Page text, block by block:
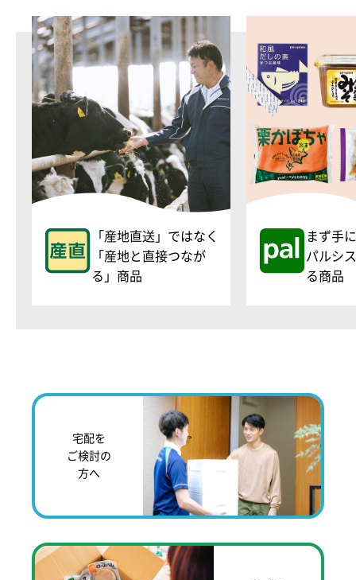
「産地直送」ではなく
「産地と直接つなが
る」商品
まず手
パルシ
る商品
宅配を
ご検討の
方へ